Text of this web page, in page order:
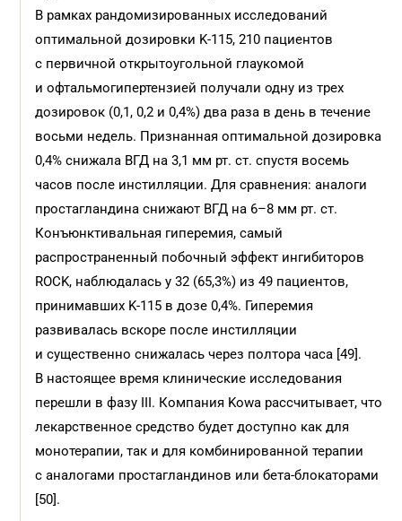
В рамках рандомизированных исследований
оптимальной дозировки K-115, 210 пациентов
с первичной открытоугольной глаукомой
и офтальмогипертензией получали одну из трех
дозировок (0,1, 0,2 и 0,4%) два раза в день в течение
восьми недель. Признанная оптимальной дозировка
0,4% снижала ВГД на 3,1 мм рт. ст. спустя восемь
часов после инстилляции. Для сравнения: аналоги
простагландина снижают ВГД на 6–8 мм рт. ст.
Конъюнктивальная гиперемия, самый
распространенный побочный эффект ингибиторов
ROCK, наблюдалась у 32 (65,3%) из 49 пациентов,
принимавших K-115 в дозе 0,4%. Гиперемия
развивалась вскоре после инстилляции
и существенно снижалась через полтора часа [49].
В настоящее время клинические исследования
перешли в фазу III. Компания Kowa рассчитывает, что
лекарственное средство будет доступно как для
монотерапии, так и для комбинированной терапии
с аналогами простагландинов или бета-блокаторами
[50].